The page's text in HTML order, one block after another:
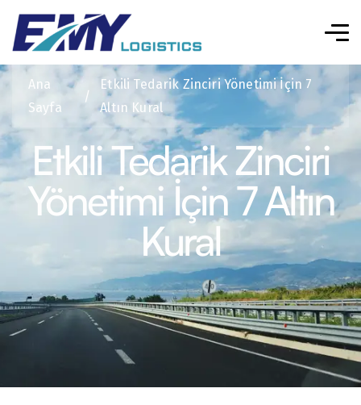
Ana
Sayfa
/
Etkili Tedarik Zinciri Yönetimi İçin 7
Altın Kural
Etkili Tedarik Zinciri
Yönetimi İçin 7 Altın
Kural